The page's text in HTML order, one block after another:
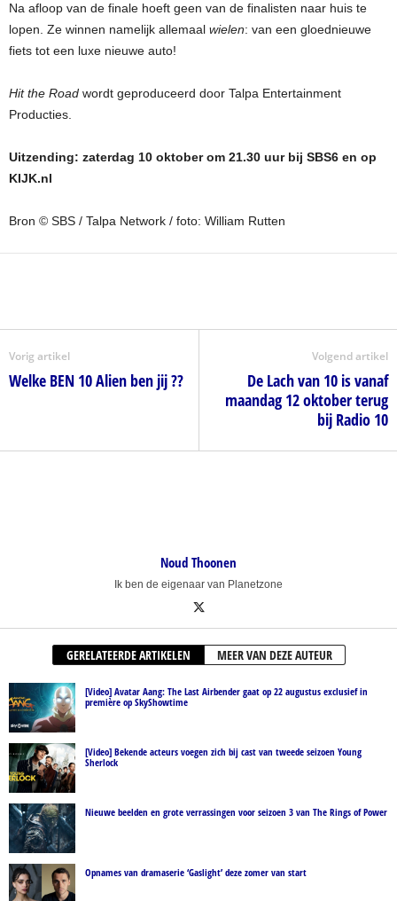
Na afloop van de finale hoeft geen van de finalisten naar huis te
lopen. Ze winnen namelijk allemaal wielen: van een gloednieuwe
fiets tot een luxe nieuwe auto!
Hit the Road wordt geproduceerd door Talpa Entertainment
Producties.
Uitzending: zaterdag 10 oktober om 21.30 uur bij SBS6 en op
KIJK.nl
Bron © SBS / Talpa Network / foto: William Rutten
Vorig artikel
Welke BEN 10 Alien ben jij ??
Volgend artikel
De Lach van 10 is vanaf
maandag 12 oktober terug
bij Radio 10
Noud Thoonen
Ik ben de eigenaar van Planetzone
GERELATEERDE ARTIKELEN MEER VAN DEZE AUTEUR
[Video] Avatar Aang: The Last Airbender gaat op 22 augustus exclusief in
première op SkyShowtime
[Video] Bekende acteurs voegen zich bij cast van tweede seizoen Young
Sherlock
Nieuwe beelden en grote verrassingen voor seizoen 3 van The Rings of Power
Opnames van dramaserie ‘Gaslight’ deze zomer van start